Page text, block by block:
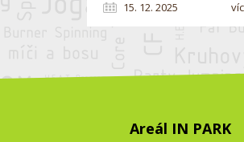
15. 12. 2025
Areál IN PARK